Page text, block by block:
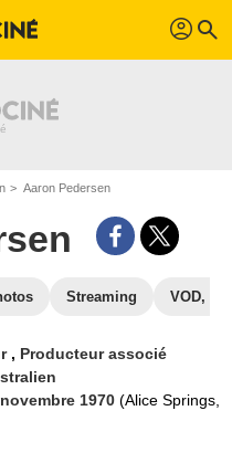
profil search
Aaron Pedersen
Streaming VOD,
, Producteur associé
1970(Alice Springs,